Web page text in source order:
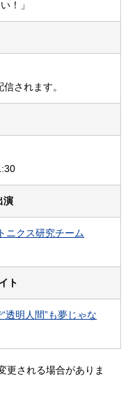
！」
されます。
演
ニクス研究チーム
ト
透明人間”も夢じゃな
更される場合がありま